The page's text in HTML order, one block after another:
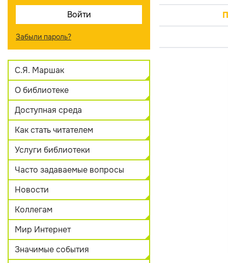
Забыли пароль?
С.Я. Маршак
О библиотеке
Доступная среда
Как стать читателем
Услуги библиотеки
Часто задаваемые вопросы
Новости
Коллегам
Мир Интернет
Значимые события